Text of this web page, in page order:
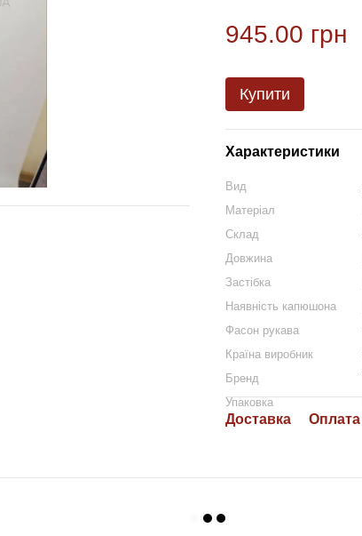
945.00 грн
Купити
Характеристики
Вид
Матеріал
Склад
Довжина
Застібка
Наявність капюшона
Фасон рукава
Країна виробник
Бренд
Упаковка
Доставка Оплата